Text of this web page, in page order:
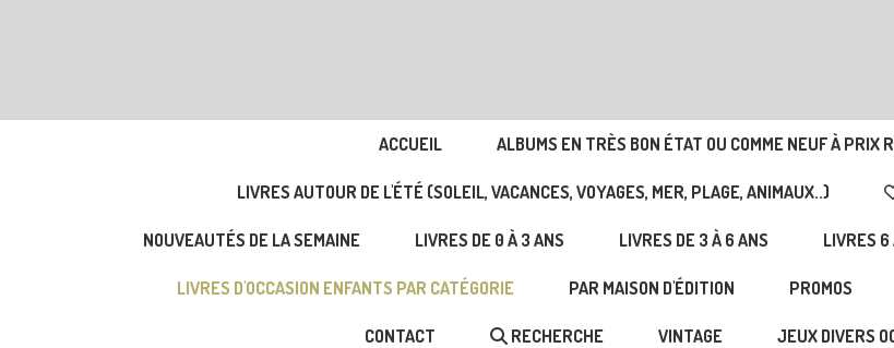
ACCUEIL ALBUMS EN TRÈS BON ÉTAT OU COMME NEUF À PRIX
LIVRES AUTOUR DE L'ÉTÉ (SOLEIL, VACANCES, VOYAGES, MER, PLAGE, ANIMAUX..)
NOUVEAUTÉS DE LA SEMAINE LIVRES DE 0 À 3 ANS LIVRES DE 3 À 6 ANS LIVRES
LIVRES D'OCCASION ENFANTS PAR CATÉGORIE PAR MAISON D'ÉDITION PROMOS
CONTACT RECHERCHE VINTAGE JEUX DIVERS